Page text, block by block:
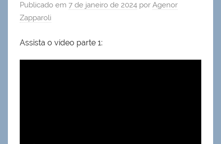
Publicado em 7 de janeiro de 2024 por Agenor
Zapparoli
Assista o vídeo parte 1: